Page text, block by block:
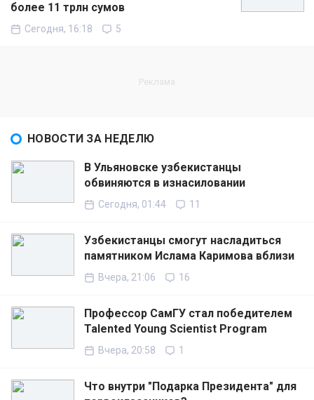
более 11 трлн сумов
Сегодня, 16:18 5
НОВОСТИ ЗА НЕДЕЛЮ
В Ульяновске узбекистанцы
обвиняются в изнасиловании
Сегодня, 01:44 11
Узбекистанцы смогут насладиться
памятником Ислама Каримова вблизи
Вчера, 21:06 16
Профессор СамГУ стал победителем
Talented Young Scientist Program
Вчера, 20:58 1
Что внутри "Подарка Президента" для